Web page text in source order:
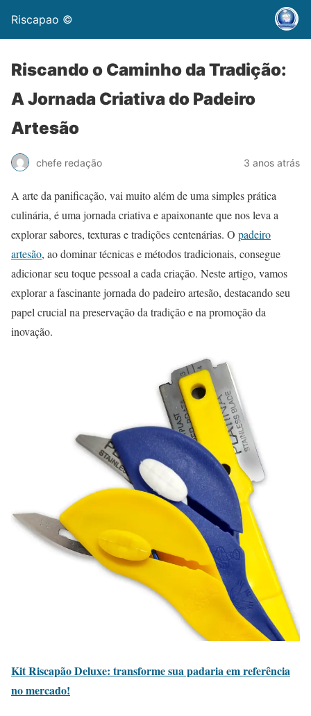
Riscapao ©
Riscando o Caminho da Tradição:
A Jornada Criativa do Padeiro
Artesão
chefe redação 3 anos atrás
A arte da panificação, vai muito além de uma simples prática
culinária, é uma jornada criativa e apaixonante que nos leva a
explorar sabores, texturas e tradições centenárias. O padeiro
artesão, ao dominar técnicas e métodos tradicionais, consegue
adicionar seu toque pessoal a cada criação. Neste artigo, vamos
explorar a fascinante jornada do padeiro artesão, destacando seu
papel crucial na preservação da tradição e na promoção da
inovação.
Kit Riscapão Deluxe: transforme sua padaria em referência
no mercado!